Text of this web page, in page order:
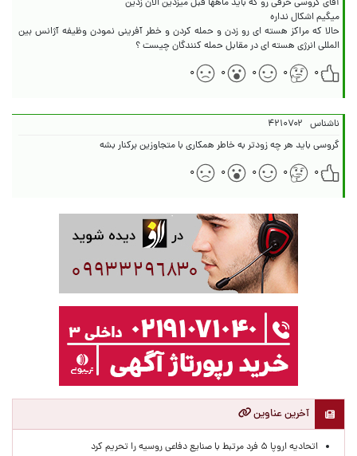
حالا که مراکز هسته ای رو زدن و حمله کردن و خطر آفرینی نمودن وظیفه آژانس بین
المللی انرژی هسته ای در مقابل حمله کنندگان چیست ؟
۰
۰ ۰ ۰ ۰
ناشناس ۴۲۱۰۷۰۲
گروسی باید هر چه زودتر به خاطر همکاری با متجاوزین برکنار بشه
۰
۰ ۰ ۰ ۰
آخرین عناوین
اتحادیه اروپا ۵ فرد مرتبط با صنایع دفاعی روسیه را تحریم کرد